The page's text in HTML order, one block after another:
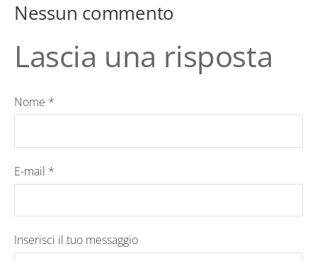
Nessun commento
Lascia una risposta
Nome *
E-mail *
Inserisci il tuo messaggio